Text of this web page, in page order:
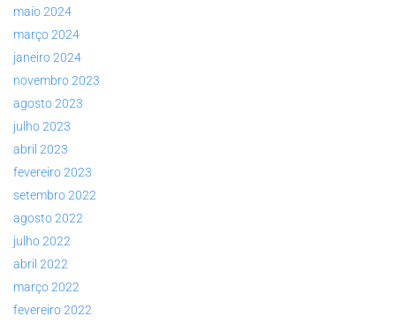
maio 2024
março 2024
janeiro 2024
novembro 2023
agosto 2023
julho 2023
abril 2023
fevereiro 2023
setembro 2022
agosto 2022
julho 2022
abril 2022
março 2022
fevereiro 2022